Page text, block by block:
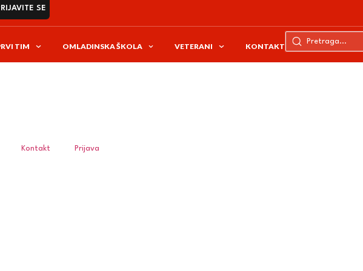
SE
TIM OMLADINSKA ŠKOLA VETERANI KONTAKT
Kontakt Prijava